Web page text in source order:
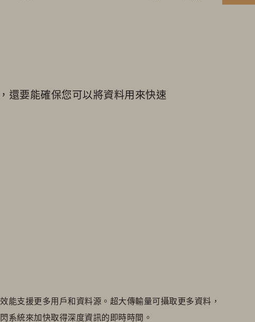
還要能確保您可以將資料用來快速
能支援更多用戶和資料源。超大傳輸量可攝取更多資料，
系統來加快取得深度資訊的即時時間。